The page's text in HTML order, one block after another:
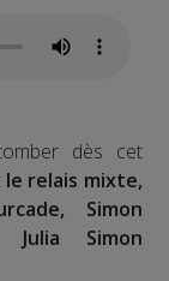
dès cet
le relais mixte,
Simon
Simon